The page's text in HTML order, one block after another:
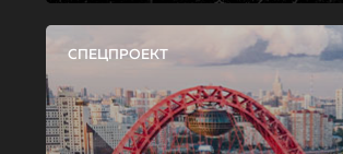
СПЕЦПРОЕКТ